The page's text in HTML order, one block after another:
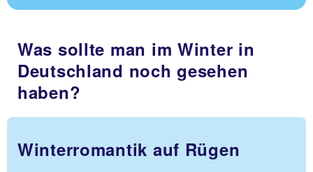
Was sollte man im Winter in
Deutschland noch gesehen
haben?
Winterromantik auf Rügen